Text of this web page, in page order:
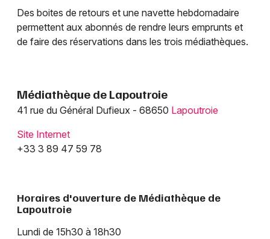
Des boites de retours et une navette hebdomadaire
permettent aux abonnés de rendre leurs emprunts et
de faire des réservations dans les trois médiathèques.
Médiathèque de Lapoutroie
41 rue du Général Dufieux - 68650 Lapoutroie
Site Internet
+33 3 89 47 59 78
Horaires d'ouverture de Médiathèque de
Lapoutroie
Lundi de 15h30 à 18h30